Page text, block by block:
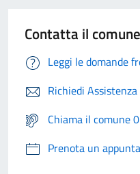
Contatta il comune
Leggi le domande
Richiedi Assistenza
Chiama il comune
Prenota un